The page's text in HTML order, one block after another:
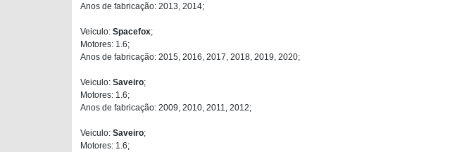
Anos de fabricação: 2013, 2014;
Veiculo: Spacefox;
Motores: 1.6;
Anos de fabricação: 2015, 2016, 2017, 2018, 2019, 2020;
Veiculo: Saveiro;
Motores: 1.6;
Anos de fabricação: 2009, 2010, 2011, 2012;
Veiculo: Saveiro;
Motores: 1.6;